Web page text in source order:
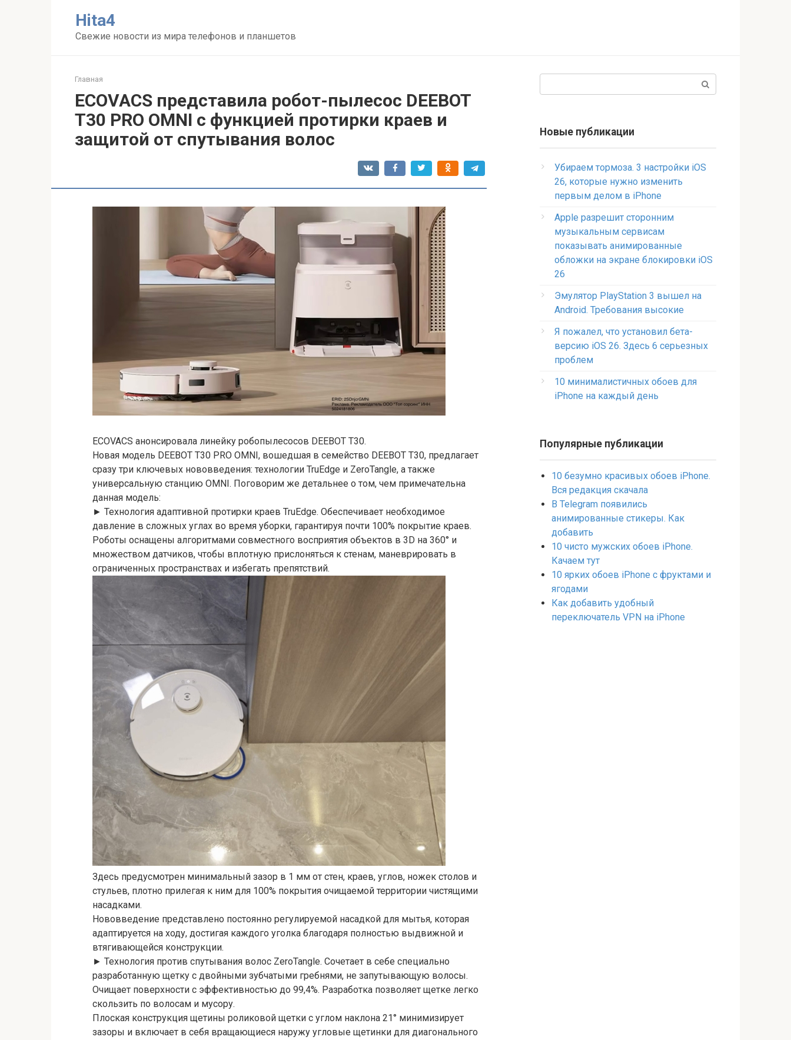
Нita4
Свежие новости из мира телефонов и планшетов
Главная
ECOVACS представила робот-пылесос DEEBOT
T30 PRO OMNI с функцией протирки краев и
защитой от спутывания волос
ECOVACS анонсировала линейку робопылесосов DEEBOT T30.
Новая модель DEEBOT T30 PRO OMNI, вошедшая в семейство DEEBOT T30, предлагает
сразу три ключевых нововведения: технологии TruEdge и ZeroTangle, а также
универсальную станцию OMNI. Поговорим же детальнее о том, чем примечательна
данная модель:
► Технология адаптивной протирки краев TruEdge. Обеспечивает необходимое
давление в сложных углах во время уборки, гарантируя почти 100% покрытие краев.
Роботы оснащены алгоритмами совместного восприятия объектов в 3D на 360° и
множеством датчиков, чтобы вплотную прислоняться к стенам, маневрировать в
ограниченных пространствах и избегать препятствий.
Здесь предусмотрен минимальный зазор в 1 мм от стен, краев, углов, ножек столов и
стульев, плотно прилегая к ним для 100% покрытия очищаемой территории чистящими
насадками.
Нововведение представлено постоянно регулируемой насадкой для мытья, которая
адаптируется на ходу, достигая каждого уголка благодаря полностью выдвижной и
втягивающейся конструкции.
► Технология против спутывания волос ZeroTangle. Сочетает в себе специально
разработанную щетку с двойными зубчатыми гребнями, не запутывающую волосы.
Очищает поверхности с эффективностью до 99,4%. Разработка позволяет щетке легко
скользить по волосам и мусору.
Плоская конструкция щетины роликовой щетки с углом наклона 21° минимизирует
зазоры и включает в себя вращающиеся наружу угловые щетинки для диагонального
Новые публикации
Убираем тормоза. 3 настройки iOS
26, которые нужно изменить
первым делом в iPhone
Apple разрешит сторонним
музыкальным сервисам
показывать анимированные
обложки на экране блокировки iOS
26
Эмулятор PlayStation 3 вышел на
Android. Требования высокие
Я пожалел, что установил бета-
версию iOS 26. Здесь 6 серьезных
проблем
10 минималистичных обоев для
iPhone на каждый день
Популярные публикации
10 безумно красивых обоев iPhone.
Вся редакция скачала
В Telegram появились
анимированные стикеры. Как
добавить
10 чисто мужских обоев iPhone.
Качаем тут
10 ярких обоев iPhone с фруктами и
ягодами
Как добавить удобный
переключатель VPN на iPhone